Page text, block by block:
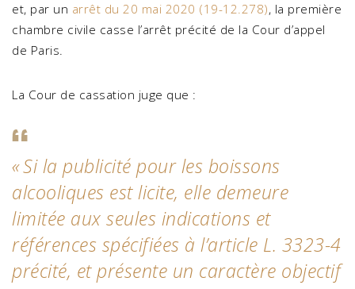
et, par un arrêt du 20 mai 2020 (19-12.278), la première
chambre civile casse l’arrêt précité de la Cour d’appel
de Paris.
La Cour de cassation juge que :
«Si la publicité pour les boissons
alcooliques est licite, elle demeure
limitée aux seules indications et
références spécifiées à l’article L. 3323-4
précité, et présente un caractère objectif